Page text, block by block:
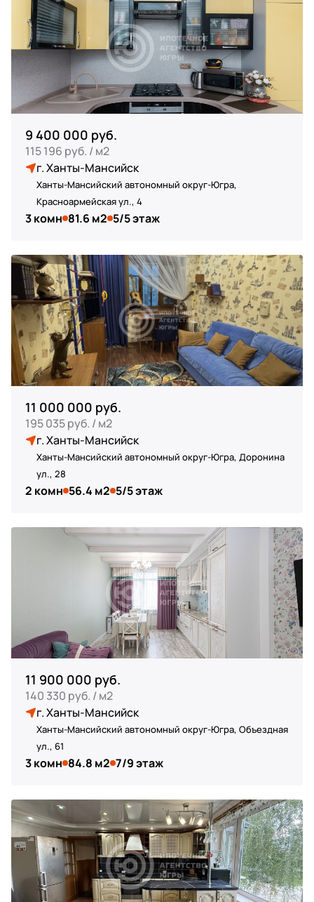
9 400 000 руб.
115 196 руб. / м2
г. Ханты-Мансийск
Ханты-Мансийский автономный округ-Югра,
Красноармейская ул., 4
3 комн 81.6 м2 5/5 этаж
11 000 000 руб.
195 035 руб. / м2
г. Ханты-Мансийск
Ханты-Мансийский автономный округ-Югра, Доронина
ул., 28
2 комн 56.4 м2 5/5 этаж
11 900 000 руб.
140 330 руб. / м2
г. Ханты-Мансийск
Ханты-Мансийский автономный округ-Югра, Объездная
ул., 61
3 комн 84.8 м2 7/9 этаж